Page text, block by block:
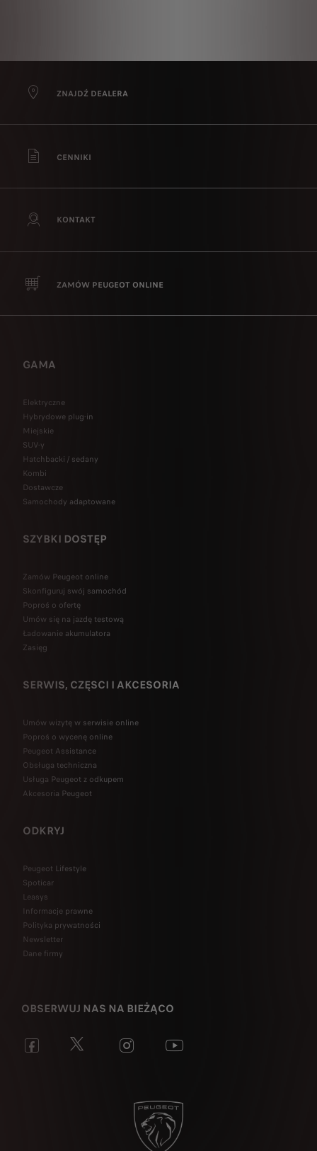
ZNAJDŹ DEALERA
CENNIKI
KONTAKT
ZAMÓW PEUGEOT ONLINE
GAMA
Elektryczne
Hybrydowe plug-in
Miejskie
SUV-y
Hatchbacki / sedany
Kombi
Dostawcze
Samochody adaptowane
SZYBKI DOSTĘP
Zamów Peugeot online
Skonfiguruj swój samochód
Poproś o ofertę
Umów się na jazdę testową
Ładowanie akumulatora
Zasięg
SERWIS, CZĘSCI I AKCESORIA
Umów wizytę w serwisie online
Poproś o wycenę online
Peugeot Assistance
Obsługa techniczna
Usługa Peugeot z odkupem
Akcesoria Peugeot
ODKRYJ
Peugeot Lifestyle
Spoticar
Leasys
Informacje prawne
Polityka prywatności
Newsletter
Dane firmy
OBSERWUJ NAS NA BIEŻĄCO